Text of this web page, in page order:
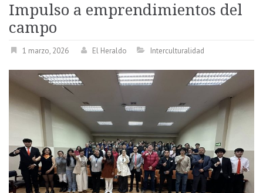
Impulso a emprendimientos del
campo
1 marzo, 2026 El Heraldo Interculturalidad